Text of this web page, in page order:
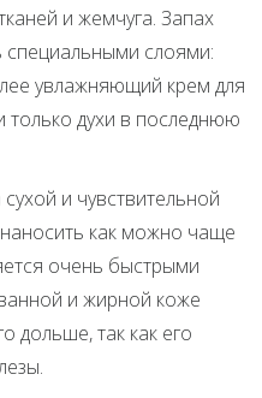
и жемчуга. Запах
специальными слоями:
увлажняющий крем для
только духи в последнюю
и чувствительной
как можно чаще
очень быстрыми
и жирной коже
дольше, так как его